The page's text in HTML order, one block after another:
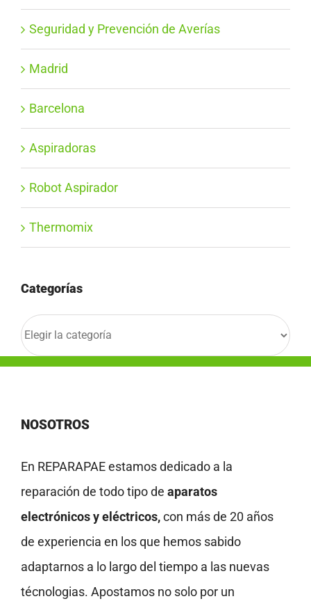
Seguridad y Prevención de Averías
Madrid
Barcelona
Aspiradoras
Robot Aspirador
Thermomix
Categorías
Categorías
NOSOTROS
En REPARAPAE estamos dedicado a la
reparación de todo tipo de aparatos
electrónicos y eléctricos,con más de 20 años
de experiencia en los que hemos sabido
adaptarnos a lo largo del tiempo a las nuevas
técnologias. Apostamos no solo por un